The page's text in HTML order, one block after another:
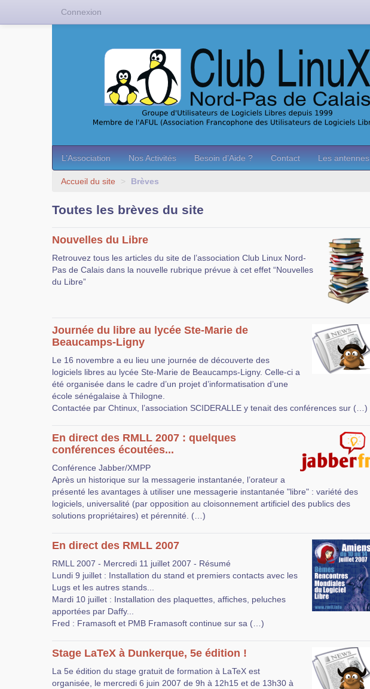
L’Association Nos Activités Besoin d’Aide ? Contact Les antennes
Accueil du site > Brèves
Toutes les brèves du site
Nouvelles du Libre
Retrouvez tous les articles du site de l’association Club Linux Nord-
Pas de Calais dans la nouvelle rubrique prévue à cet effet “Nouvelles
du Libre”
Journée du libre au lycée Ste-Marie de
Beaucamps-Ligny
Le 16 novembre a eu lieu une journée de découverte des
logiciels libres au lycée Ste-Marie de Beaucamps-Ligny. Celle-ci a
été organisée dans le cadre d’un projet d’informatisation d’une
école sénégalaise à Thilogne.
Contactée par Chtinux, l’association SCIDERALLE y tenait des conférences sur (…)
En direct des RMLL 2007 : quelques
conférences écoutées...
Conférence Jabber/XMPP
Après un historique sur la messagerie instantanée, l’orateur a
présenté les avantages à utiliser une messagerie instantanée "libre" : variété des
logiciels, universalité (par opposition au cloisonnement artificiel des publics des
solutions propriétaires) et pérennité. (…)
En direct des RMLL 2007
RMLL 2007 - Mercredi 11 juillet 2007 - Résumé
Lundi 9 juillet : Installation du stand et premiers contacts avec les
Lugs et les autres stands...
Mardi 10 juillet : Installation des plaquettes, affiches, peluches
apportées par Daffy...
Fred : Framasoft et PMB Framasoft continue sur sa (…)
Stage LaTeX à Dunkerque, 5e édition !
La 5e édition du stage gratuit de formation à LaTeX est
organisée, le mercredi 6 juin 2007 de 9h à 12h15 et de 13h30 à
Connexion